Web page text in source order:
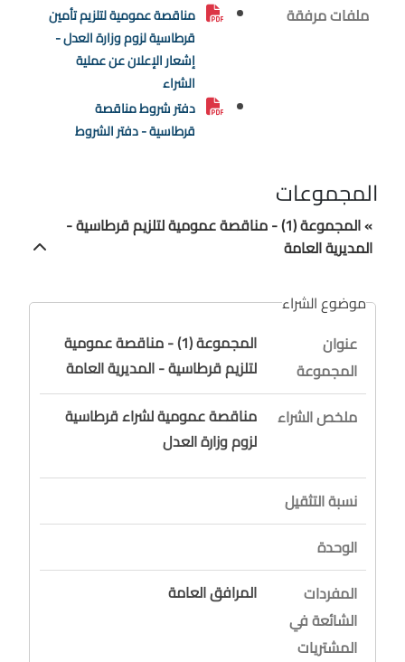
ملفات مرفقة
مناقصة عمومية لتلزيم تأمين
قرطاسية لزوم وزارة العدل -
إشعار الإعلان عن عملية
الشراء
دفتر شروط مناقصة
قرطاسية - دفتر الشروط
المجموعات
» المجموعة (1) - مناقصة عمومية لتلزيم قرطاسية -
المديرية العامة
موضوع الشراء
عنوان
المجموعة
المجموعة (1) - مناقصة عمومية
لتلزيم قرطاسية - المديرية العامة
ملخص الشراء
مناقصة عمومية لشراء قرطاسية
لزوم وزارة العدل
نسبة التثقيل
الوحدة
المفردات
الشائعة في
المشتريات
المرافق العامة